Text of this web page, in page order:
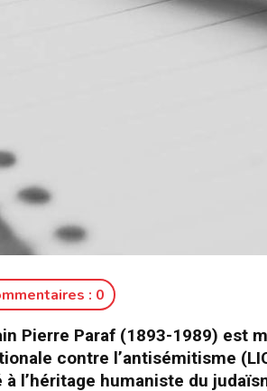
: 0
Pierre Paraf (1893-1989) est
contre l’antisémitisme
à l’héritage humaniste du